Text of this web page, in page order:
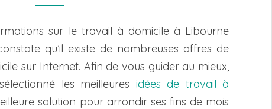
sur le travail à domicile à Libourne
qu’il existe de nombreuses offres de
sur Internet. Afin de vous guider au mieux,
les meilleures idées de travail à
solution pour arrondir ses fins de mois